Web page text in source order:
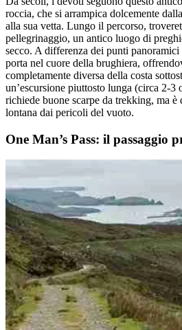
roccia, che si arrampica dolcemente
alla sua vetta. Lungo il percorso,
pellegrinaggio, un antico luogo di
secco. A differenza dei punti
porta nel cuore della brughiera,
completamente diversa della costa
un’escursione piuttosto lunga (circa 2-3
richiede buone scarpe da trekking, ma è
lontana dai pericoli del vuoto.
One Man’s Pass: il passaggio